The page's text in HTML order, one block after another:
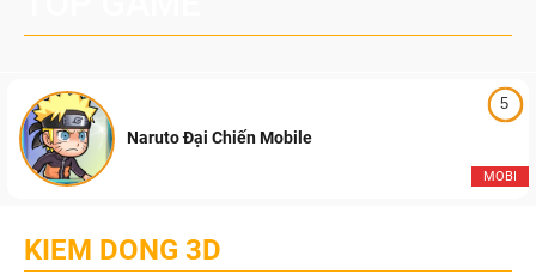
5
MOBI
Naruto Đại Chiến Mobile
KIEM DONG 3D